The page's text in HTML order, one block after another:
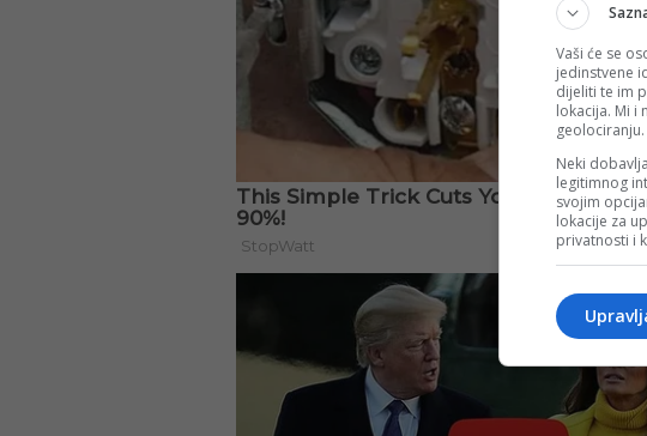
Vaši će se
jedinstvene
dijeliti te im
lokacija. Mi i
geolociranju.
Neki
legitimnog
svojim
lokacije za
privatnosti i